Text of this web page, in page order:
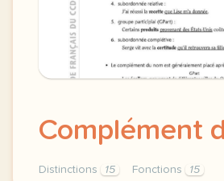
Complément
Distinctions 15 Fonctions 15